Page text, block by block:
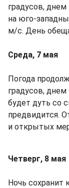
градусов,
на юго-
м/с. День
Среда, 7 мая
Погода
градусов,
будет дуть со
предвидится.
и открытых
Четверг, 8 мая
Ночь сохранит